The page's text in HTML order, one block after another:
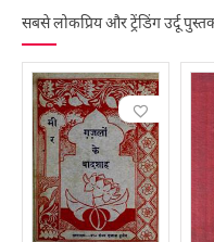
सबसे लोकप्रिय और ट्रेंडिंग उर्दू